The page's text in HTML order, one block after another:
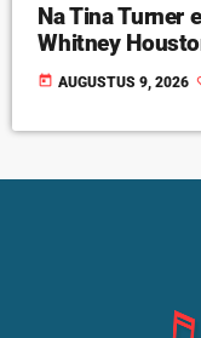
Na Tina Turner
Whitney
today AUGUSTUS 9, 2026